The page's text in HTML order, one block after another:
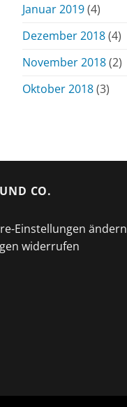
Januar 2019(4)
Dezember 2018(4)
November 2018(2)
Oktober 2018(3)
CO.
Einstellungen ändern
widerrufen